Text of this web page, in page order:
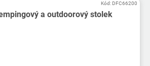
a outdoorový stolek
Kód: DFC66200